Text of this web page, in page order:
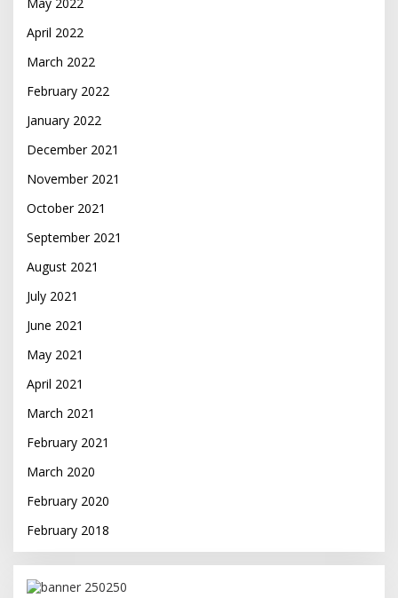
April 2022
March 2022
February 2022
January 2022
December 2021
November 2021
October 2021
September 2021
August 2021
July 2021
June 2021
May 2021
April 2021
March 2021
February 2021
March 2020
February 2020
February 2018